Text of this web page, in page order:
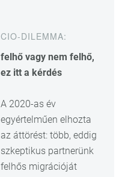
CIO-DILEMMA:
felhő vagy nem felhő,
ez itt a kérdés
A 2020-as év
egyértelműen elhozta
az áttörést: több, eddig
szkeptikus partnerünk
felhős migrációját